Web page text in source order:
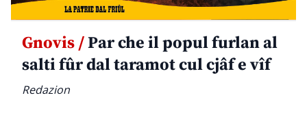
Gnovis /Par che il popul furlan al
salti fûr dal taramot cul cjâf e vîf
Redazion